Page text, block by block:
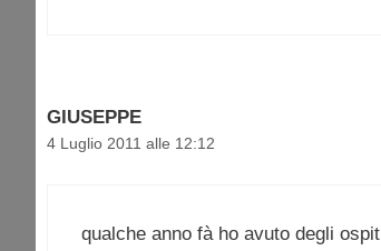
GIUSEPPE
4 Luglio 2011 alle 12:12
qualche anno fà ho avuto degli